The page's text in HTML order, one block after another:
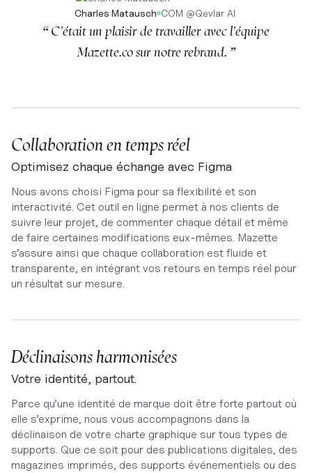
Charles Matausch COM @Qevlar AI
“ C'était un plaisir de travailler avec l'équipe
Mazette.co sur notre rebrand. ”
Collaboration en temps réel
Optimisez chaque échange avec Figma
Nous avons choisi Figma pour sa flexibilité et son
interactivité. Cet outil en ligne permet à nos clients de
suivre leur projet, de commenter chaque détail et même
de faire certaines modifications eux-mêmes. Mazette
s’assure ainsi que chaque collaboration est fluide et
transparente, en intégrant vos retours en temps réel pour
un résultat sur mesure.
Déclinaisons harmonisées
Votre identité, partout.
Parce qu’une identité de marque doit être forte partout où
elle s’exprime, nous vous accompagnons dans la
déclinaison de votre charte graphique sur tous types de
supports. Que ce soit pour des publications digitales, des
magazines imprimés, des supports événementiels ou des